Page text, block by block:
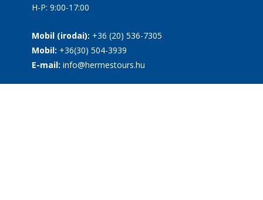
H-P: 9:00-17:00
Mobil (irodai): +36 (20) 536-7305
Mobil: +36(30) 504-3939
E-mail: info@hermestours.hu